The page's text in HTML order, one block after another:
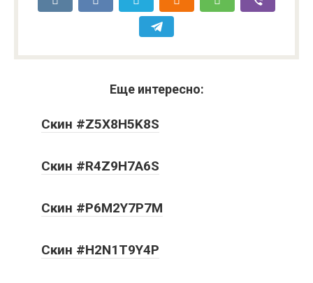
Еще интересно:
Скин #Z5X8H5K8S
Скин #R4Z9H7A6S
Скин #P6M2Y7P7M
Скин #H2N1T9Y4P